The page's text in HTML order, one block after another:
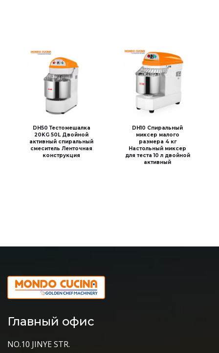
DH50 Тестомешалка
20KG 50L Двойной
активный спиральный
смеситель Ленточная
конструкция
DH10 Спиральный
миксер малого
размера 4 кг
Настольный миксер
для теста 10 л двойной
активный
Главный офис
NO.10 JINYE STR.